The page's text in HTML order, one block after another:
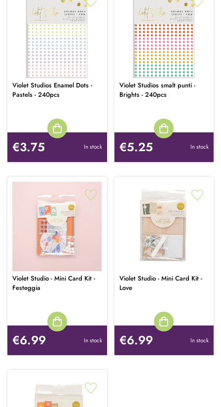
Violet Studios Enamel Dots -
Pastels - 240pcs
€3.75 In stock
Violet Studios smalt punti -
Brights - 240pcs
€5.25 In stock
Violet Studio - Mini Card Kit -
Festeggia
€6.99 In stock
Violet Studio - Mini Card Kit -
Love
€6.99 In stock